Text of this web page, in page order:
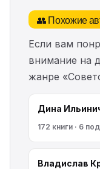
👥 Похожие
Если вам
внимание на
жанре
Дина
172 книги · 6
Владислав